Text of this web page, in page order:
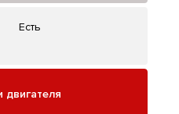
Есть
двигателя